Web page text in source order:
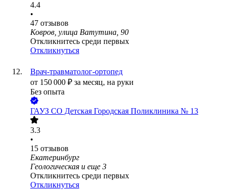
4.4
•
47 отзывов
Ковров, улица Ватутина, 90
Откликнитесь среди первых
Откликнуться
Врач-травматолог-ортопед
от 150 000 ₽ за месяц, на руки
Без опыта
ГАУЗ СО Детская Городская Поликлиника № 13
3.3
•
15 отзывов
Екатеринбург
Геологическая и еще 3
Откликнитесь среди первых
Откликнуться